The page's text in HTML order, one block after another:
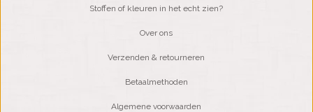
Stoffen of kleuren in het echt zien?
Over ons
Verzenden & retourneren
Betaalmethoden
Algemene voorwaarden